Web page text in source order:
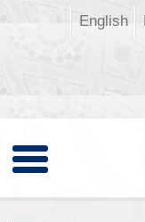
English